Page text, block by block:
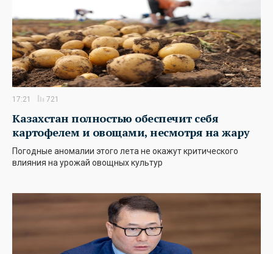
17:21 721
Казахстан полностью обеспечит себя
картофелем и овощами, несмотря на жару
Погодные аномалии этого лета не окажут критического
влияния на урожай овощных культур